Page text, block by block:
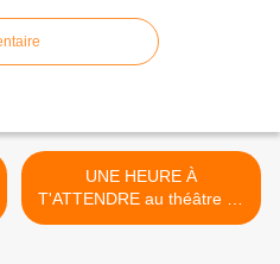
UNE HEURE À
T'ATTENDRE au théâtre du
Chêne Noir – Avignon Off >